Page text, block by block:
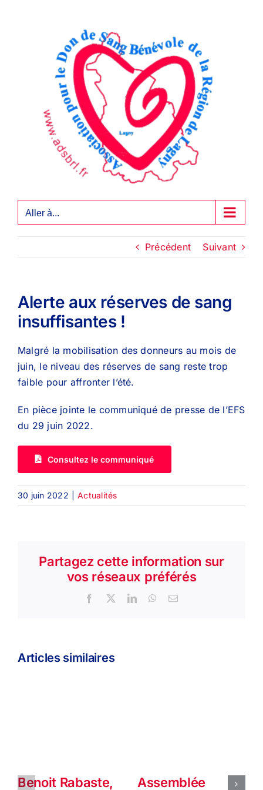
Aller à...
Précédent Suivant
Alerte aux réserves de sang
insuffisantes !
Malgré la mobilisation des donneurs au mois de
juin, le niveau des réserves de sang reste trop
faible pour affronter l’été.
En pièce jointe le communiqué de presse de l’EFS
du 29 juin 2022.
Consultez le communiqué
30 juin 2022 Actualités
Partagez cette information sur
vos réseaux préférés
Facebook
X LinkedInWhatsApp
Email
Articles similaires
Benoit Rabaste,
Assemblée